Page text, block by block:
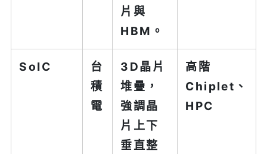
片與
HBM。
SoIC
台
積
電
3D晶片
堆疊，
強調晶
片上下
垂直整
高階
Chiplet、
HPC